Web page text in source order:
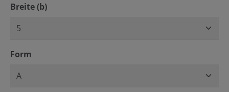
Breite (b)auswählen
Form